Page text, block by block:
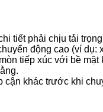
tiết phải chịu tải
động cao (ví dụ:
tiếp xúc với bề mặt
khác trước khi